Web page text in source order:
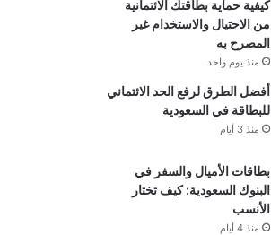
كيفية حماية بطاقتك الائتمانية
من الاحتيال والاستخدام غير
المصرح به
منذ يوم واحد
أفضل الطرق لرفع الحد الائتماني
للبطاقة في السعودية
منذ 3 أيام
بطاقات الأميال والسفر في
البنوك السعودية: كيف تختار
الأنسب
منذ 4 أيام